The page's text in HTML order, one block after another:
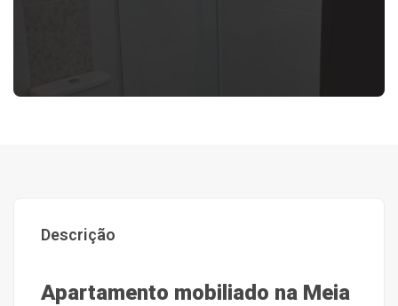
Descrição
Apartamento mobiliado na Meia